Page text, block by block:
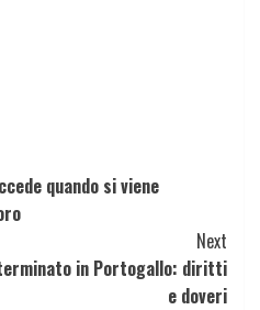
quando si viene
Next
in Portogallo: diritti
e doveri